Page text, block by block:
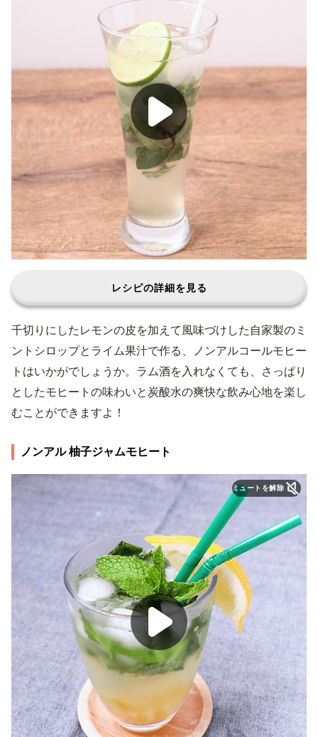
レシピの詳細を見る
千切りにしたレモンの皮を加えて風味づけした自家製のミ
ントシロップとライム果汁で作る、ノンアルコールモヒー
トはいかがでしょうか。ラム酒を入れなくても、さっぱり
としたモヒートの味わいと炭酸水の爽快な飲み心地を楽し
むことができますよ！
ノンアル 柚子ジャムモヒート
ミュートを解除